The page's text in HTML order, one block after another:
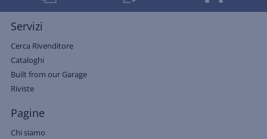
Servizi
Cerca Rivenditore
Cataloghi
Built from our Garage
Riviste
Pagine
Chi siamo